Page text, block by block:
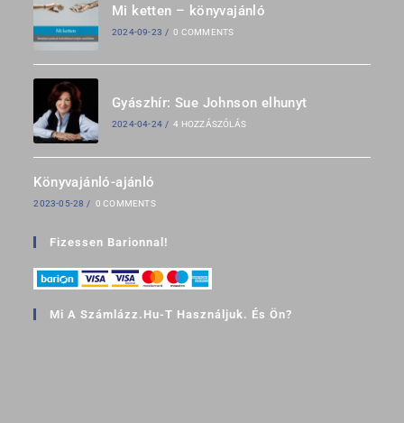
Mi ketten – könyvajánló
2024-09-23 / 0 COMMENTS
Gyászhír: Sue Johnson elhunyt
2024-04-24 / 4 HOZZÁSZÓLÁS
Könyvajánló-ajánló
2023-05-28 / 0 COMMENTS
Fizessen Barionnal!
Mi A Számlázz.hu-T Használjuk. És Ön?